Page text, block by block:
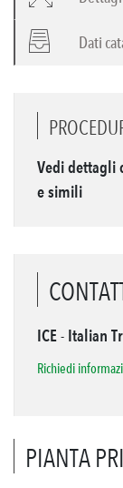
Dati
Vedi dettagli
e simili
ICE - Italian
Richiedi
PIANTA